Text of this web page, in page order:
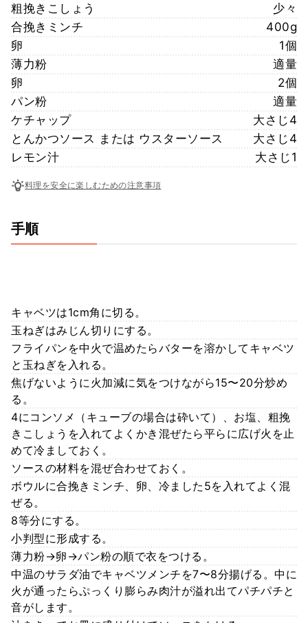
粗挽きこしょう
少々
合挽きミンチ
400g
卵
1個
薄力粉
適量
卵
2個
パン粉
適量
ケチャップ
大さじ4
とんかつソース または ウスターソース
大さじ4
レモン汁
大さじ1
料理を安全に楽しむための注意事項
手順
キャベツは1cm角に切る。
玉ねぎはみじん切りにする。
フライパンを中火で温めたらバターを溶かしてキャベツ
と玉ねぎを入れる。
焦げないように火加減に気をつけながら15〜20分炒め
る。
4にコンソメ（キューブの場合は砕いて）、お塩、粗挽
きこしょうを入れてよくかき混ぜたら平らに広げ火を止
めて冷ましておく。
ソースの材料を混ぜ合わせておく。
ボウルに合挽きミンチ、卵、冷ました5を入れてよく混
ぜる。
8等分にする。
小判型に形成する。
薄力粉→卵→パン粉の順で衣をつける。
中温のサラダ油でキャベツメンチを7〜8分揚げる。中に
火が通ったらぷっくり膨らみ肉汁が溢れ出てパチパチと
音がします。